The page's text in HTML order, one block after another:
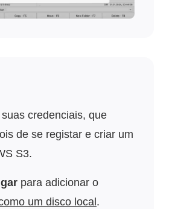
credenciais, que
de se registar e criar um
S3.
para adicionar o
um disco local .